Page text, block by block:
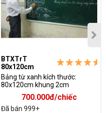
BTXTrT
80x120cm
Bảng từ xanh kích thước:
80x120cm khung 2cm
700.000đ/chiếc
Đã bán 999+